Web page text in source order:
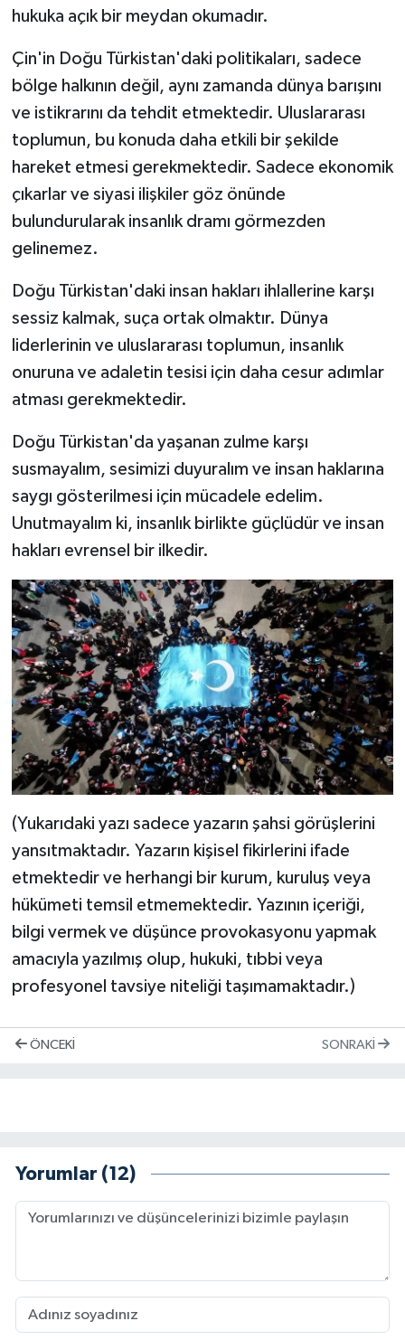
hukuka açık bir meydan okumadır.
Çin'in Doğu Türkistan'daki politikaları, sadece
bölge halkının değil, aynı zamanda dünya barışını
ve istikrarını da tehdit etmektedir. Uluslararası
toplumun, bu konuda daha etkili bir şekilde
hareket etmesi gerekmektedir. Sadece ekonomik
çıkarlar ve siyasi ilişkiler göz önünde
bulundurularak insanlık dramı görmezden
gelinemez.
Doğu Türkistan'daki insan hakları ihlallerine karşı
sessiz kalmak, suça ortak olmaktır. Dünya
liderlerinin ve uluslararası toplumun, insanlık
onuruna ve adaletin tesisi için daha cesur adımlar
atması gerekmektedir.
Doğu Türkistan'da yaşanan zulme karşı
susmayalım, sesimizi duyuralım ve insan haklarına
saygı gösterilmesi için mücadele edelim.
Unutmayalım ki, insanlık birlikte güçlüdür ve insan
hakları evrensel bir ilkedir.
(Yukarıdaki yazı sadece yazarın şahsi görüşlerini
yansıtmaktadır. Yazarın kişisel fikirlerini ifade
etmektedir ve herhangi bir kurum, kuruluş veya
hükümeti temsil etmemektedir. Yazının içeriği,
bilgi vermek ve düşünce provokasyonu yapmak
amacıyla yazılmış olup, hukuki, tıbbi veya
profesyonel tavsiye niteliği taşımamaktadır.)
ÖNCEKI SONRAKI
Yorumlar (12)